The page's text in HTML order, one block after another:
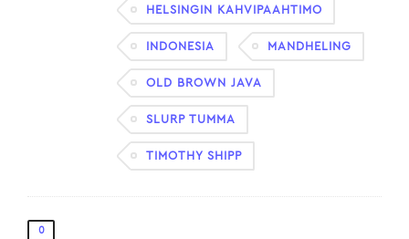
HELSINGIN KAHVIPAAHTIMO
INDONESIA MANDHELING
OLD BROWN JAVA
SLURP TUMMA
TIMOTHY SHIPP
0